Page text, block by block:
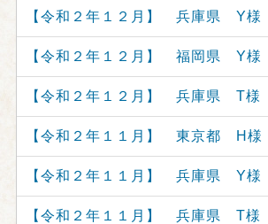
【令和２年１２月】 兵庫県 Y様
【令和２年１２月】 福岡県 Y様
【令和２年１２月】 兵庫県 T様
【令和２年１１月】 東京都 H様
【令和２年１１月】 兵庫県 Y様
【令和２年１１月】 兵庫県 T様